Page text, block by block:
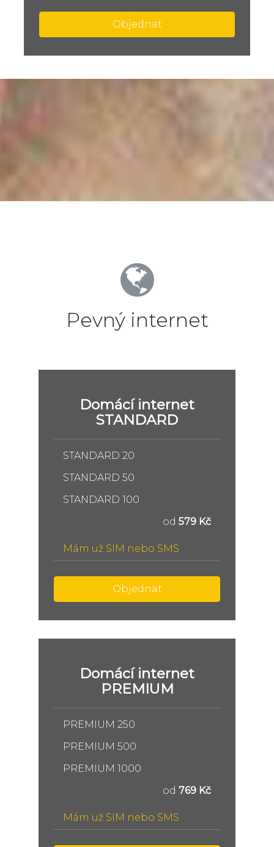
Objednat
Pevný internet
Domácí internet
STANDARD
STANDARD 20
STANDARD 50
STANDARD 100
od 579 Kč
Mám už SIM nebo SMS
Objednat
Domácí internet
PREMIUM
PREMIUM 250
PREMIUM 500
PREMIUM 1000
od 769 Kč
Mám už SIM nebo SMS